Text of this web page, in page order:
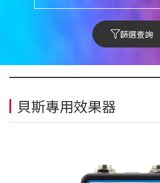
篩選查詢
貝斯專用效果器